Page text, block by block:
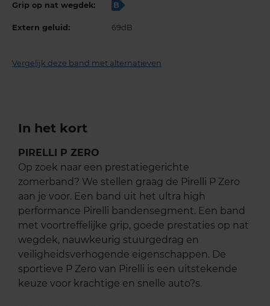
Grip op nat wegdek: B
Extern geluid: 69dB
Vergelijk deze band met alternatieven
In het kort
PIRELLI P ZERO
Op zoek naar een prestatiegerichte
zomerband? We stellen graag de Pirelli P Zero
aan je voor. Een band uit het ultra high
performance Pirelli bandensegment. Een band
met voortreffelijke grip, goede prestaties op nat
wegdek, nauwkeurig stuurgedrag en
veiligheidsverhogende eigenschappen. De
sportieve P Zero van Pirelli is een uitstekende
keuze voor krachtige en snelle auto?s.